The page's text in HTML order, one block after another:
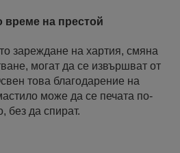
време на престой
зареждане на хартия, смяна
могат да се извършват от
това благодарение на
може да се печата по-
без да спират.